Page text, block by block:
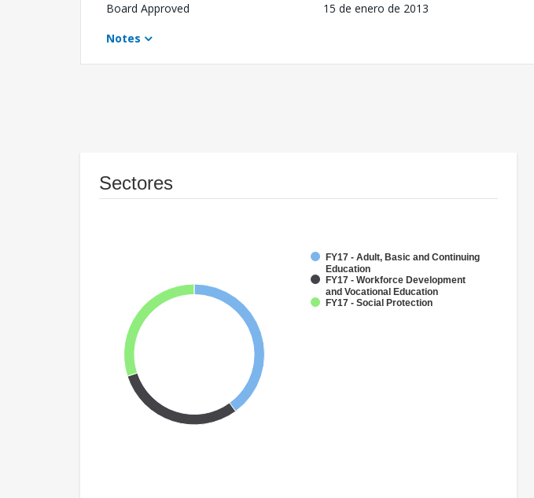
Board Approved
15 de enero de 2013
Notes
Sectores
FY17 - Adult, Basic and Continuing
Education
FY17 - Workforce Development
and Vocational Education
FY17 - Social Protection